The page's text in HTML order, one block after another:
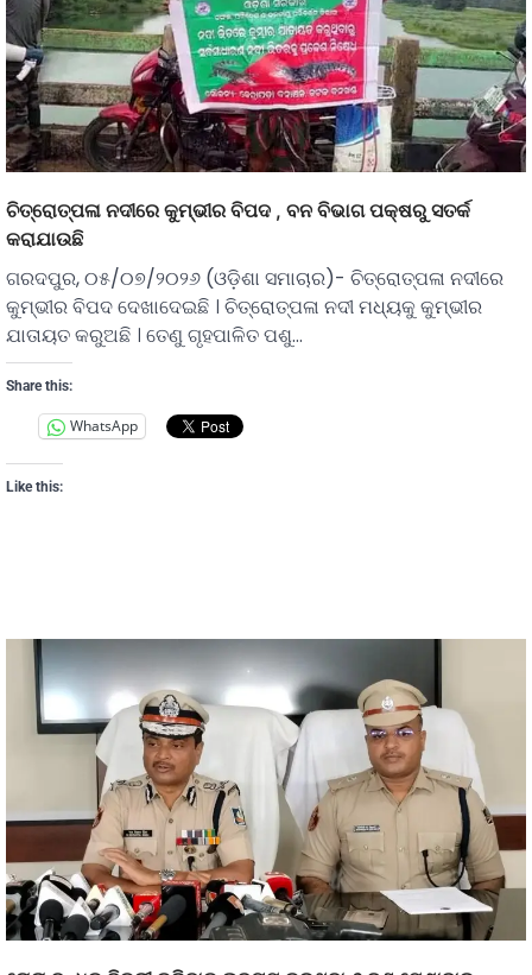
ଚିତ୍ରୋତ୍ପଳା ନଦୀରେ କୁମ୍ଭୀର ବିପଦ , ବନ ବିଭାଗ ପକ୍ଷରୁ ସତର୍କ
କରାଯାଉଛି
ଗରଦପୁର, ୦୫/୦୭/୨୦୨୬ (ଓଡ଼ିଶା ସମାଚାର)- ଚିତ୍ରୋତ୍ପଳା ନଦୀରେ
କୁମ୍ଭୀର ବିପଦ ଦେଖାଦେଇଛି । ଚିତ୍ରୋତ୍ପଳା ନଦୀ ମଧ୍ୟକୁ କୁମ୍ଭୀର
ଯାତାୟତ କରୁଅଛି । ତେଣୁ ଗୃହପାଳିତ ପଶୁ…
Share this:
WhatsApp
Like this: